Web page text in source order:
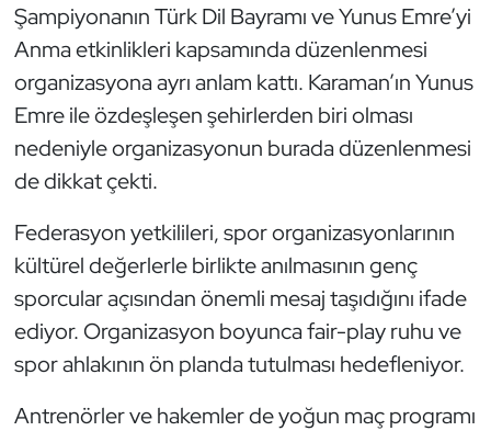
Şampiyonanın Türk Dil Bayramı ve Yunus Emre’yi
Anma etkinlikleri kapsamında düzenlenmesi
organizasyona ayrı anlam kattı. Karaman’ın Yunus
Emre ile özdeşleşen şehirlerden biri olması
nedeniyle organizasyonun burada düzenlenmesi
de dikkat çekti.
Federasyon yetkilileri, spor organizasyonlarının
kültürel değerlerle birlikte anılmasının genç
sporcular açısından önemli mesaj taşıdığını ifade
ediyor. Organizasyon boyunca fair-play ruhu ve
spor ahlakının ön planda tutulması hedefleniyor.
Antrenörler ve hakemler de yoğun maç programı